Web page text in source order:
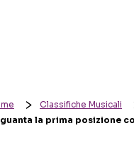
Classifiche Musicali
la prima posizione